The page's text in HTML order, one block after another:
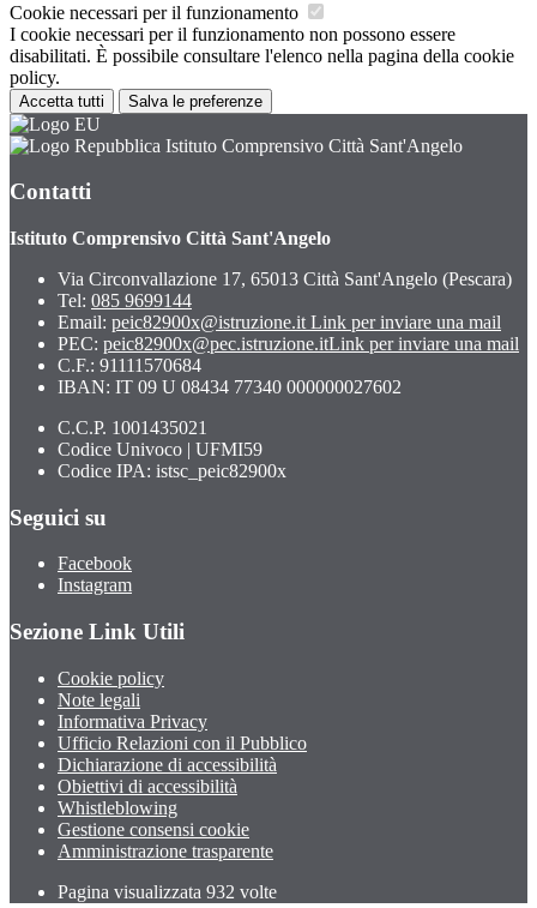
Cookie necessari per il funzionamento
I cookie necessari per il funzionamento non possono essere
disabilitati. È possibile consultare l'elenco nella pagina della cookie
policy.
Accetta tutti Salva le preferenze
Istituto Comprensivo Città Sant'Angelo
Contatti
Istituto Comprensivo Città Sant'Angelo
Via Circonvallazione 17, 65013 Città Sant'Angelo (Pescara)
Tel: 085 9699144
Email: peic82900x@istruzione.it Link per inviare una mail
PEC: peic82900x@pec.istruzione.itLink per inviare una mail
C.F.: 91111570684
IBAN: IT 09 U 08434 77340 000000027602
C.C.P. 1001435021
Codice Univoco | UFMI59
Codice IPA: istsc_peic82900x
Seguici su
Facebook
Instagram
Sezione Link Utili
Cookie policy
Note legali
Informativa Privacy
Ufficio Relazioni con il Pubblico
Dichiarazione di accessibilità
Obiettivi di accessibilità
Whistleblowing
Gestione consensi cookie
Amministrazione trasparente
Pagina visualizzata 932 volte